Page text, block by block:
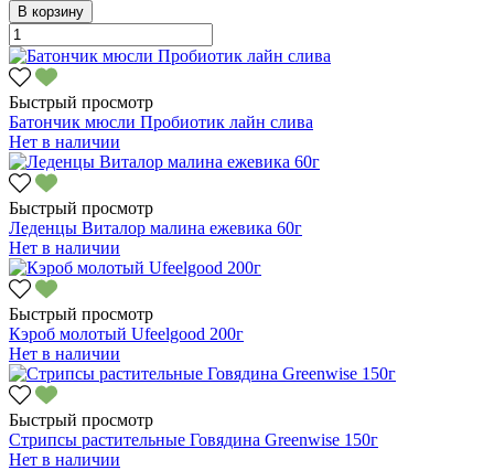
В корзину
Быстрый просмотр
Батончик мюсли Пробиотик лайн слива
Нет в наличии
Быстрый просмотр
Леденцы Виталор малина ежевика 60г
Нет в наличии
Быстрый просмотр
Кэроб молотый Ufeelgood 200г
Нет в наличии
Быстрый просмотр
Стрипсы растительные Говядина Greenwise 150г
Нет в наличии